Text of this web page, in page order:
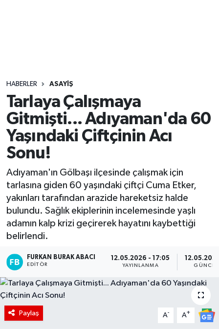
HABERLER ASAYIŞ
Tarlaya Çalışmaya
Gitmişti... Adıyaman'da 60
Yaşındaki Çiftçinin Acı
Sonu!
Adıyaman'ın Gölbaşı ilçesinde çalışmak için
tarlasına giden 60 yaşındaki çiftçi Cuma Etker,
yakınları tarafından arazide hareketsiz halde
bulundu. Sağlık ekiplerinin incelemesinde yaşlı
adamın kalp krizi geçirerek hayatını kaybettiği
belirlendi.
FURKAN BURAK ABACI
EDITÖR
12.05.2026 - 17:05
YAYINLANMA
Paylaş A- A+
Yaşam